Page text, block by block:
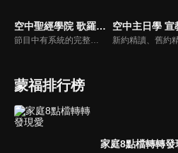
空中聖經學院 歌羅西書（李建儒）
節目中有系統的完整講解聖經真理，邀請受過解經講道訓練的老師，按著正意分解真理的道，帶領弟兄姊妹更深的了解聖經的浩瀚與偉大
蒙福排行榜
家庭8點檔轉轉發